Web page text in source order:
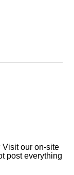
Visit our on-site
post everything